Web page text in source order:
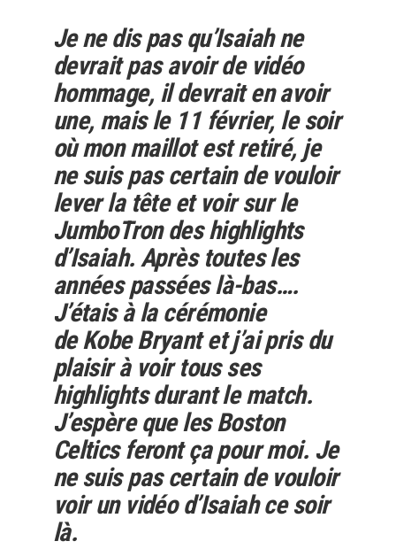
Je ne dis pas qu’Isaiah ne
devrait pas avoir de vidéo
hommage, il devrait en avoir
une, mais le 11 février, le soir
où mon maillot est retiré, je
ne suis pas certain de vouloir
lever la tête et voir sur le
JumboTron des highlights
d’Isaiah. Après toutes les
années passées là-bas….
J’étais à la cérémonie
de Kobe Bryant et j’ai pris du
plaisir à voir tous ses
highlights durant le match.
J’espère que les Boston
Celtics feront ça pour moi. Je
ne suis pas certain de vouloir
voir un vidéo d’Isaiah ce soir
là.